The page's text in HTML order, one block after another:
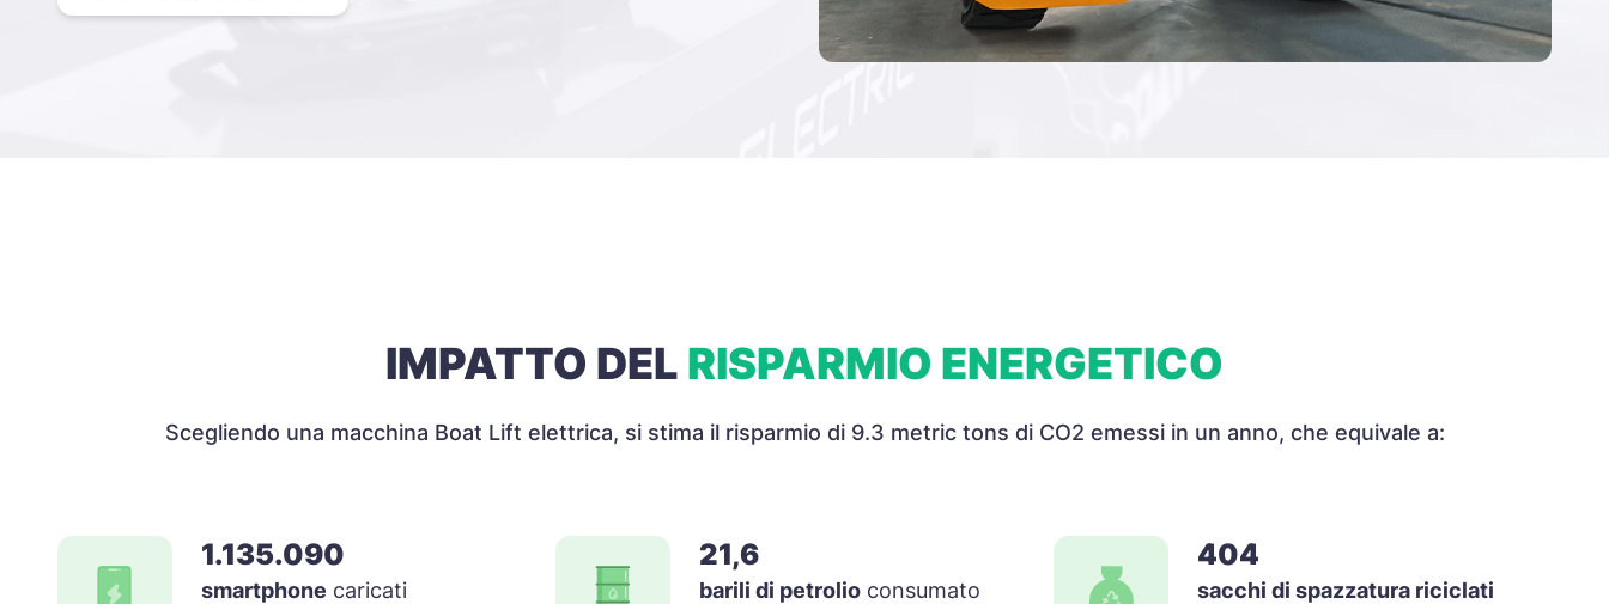
IMPATTO DEL RISPARMIO ENERGETICO
Scegliendo una macchina Boat Lift elettrica, si stima il risparmio di 9.3 metric tons di CO2 emessi in un anno, che equivale a:
1.135.090
smartphone caricati
21,6
barili di petrolio consumato
404
sacchi di spazzatura riciclati